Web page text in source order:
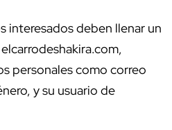
interesados deben llenar un
personales como correo
y su usuario de